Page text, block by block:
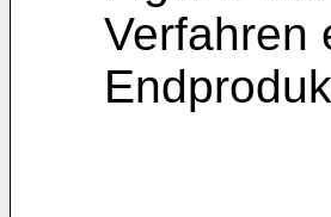
Verfahren